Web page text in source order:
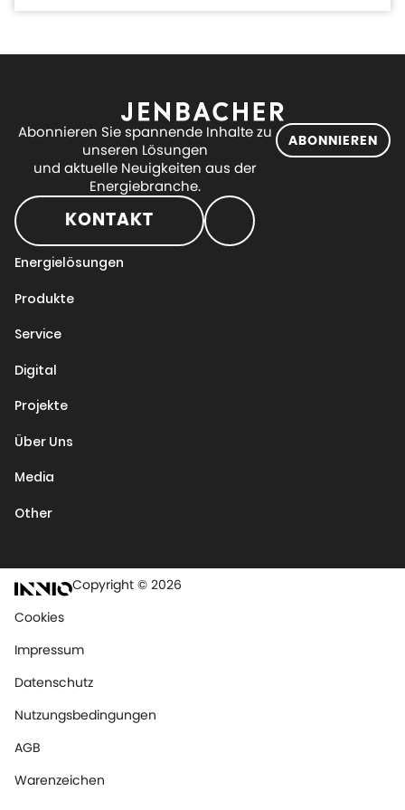
Abonnieren Sie spannende Inhalte zu
unseren Lösungen
und aktuelle Neuigkeiten aus der
Energiebranche.
ABONNIEREN
KONTAKT
Energielösungen
Produkte
Service
Digital
Projekte
Über Uns
Media
Other
Copyright © 2026
Cookies
Impressum
Datenschutz
Nutzungsbedingungen
AGB
Warenzeichen